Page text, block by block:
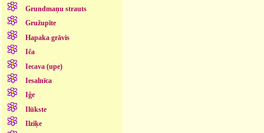
Grundmaņu strauts
Gružupīte
Hapaka grāvis
Iča
Iecava (upe)
Iesalnīca
Iģe
Ilūkste
Ilziķe